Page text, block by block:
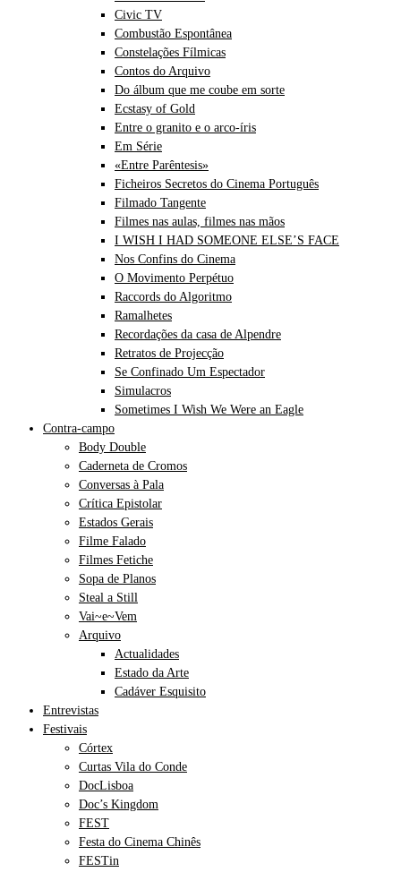
Civic TV
Combustão Espontânea
Constelações Fílmicas
Contos do Arquivo
Do álbum que me coube em sorte
Ecstasy of Gold
Entre o granito e o arco-íris
Em Série
«Entre Parêntesis»
Ficheiros Secretos do Cinema Português
Filmado Tangente
Filmes nas aulas, filmes nas mãos
I WISH I HAD SOMEONE ELSE’S FACE
Nos Confins do Cinema
O Movimento Perpétuo
Raccords do Algoritmo
Ramalhetes
Recordações da casa de Alpendre
Retratos de Projecção
Se Confinado Um Espectador
Simulacros
Sometimes I Wish We Were an Eagle
Contra-campo
Body Double
Caderneta de Cromos
Conversas à Pala
Crítica Epistolar
Estados Gerais
Filme Falado
Filmes Fetiche
Sopa de Planos
Steal a Still
Vai~e~Vem
Arquivo
Actualidades
Estado da Arte
Cadáver Esquisito
Entrevistas
Festivais
Córtex
Curtas Vila do Conde
DocLisboa
Doc’s Kingdom
FEST
Festa do Cinema Chinês
FESTin